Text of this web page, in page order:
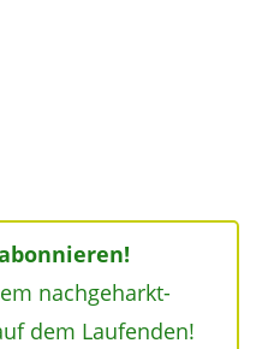
nachgeharkt-
dem Laufenden!